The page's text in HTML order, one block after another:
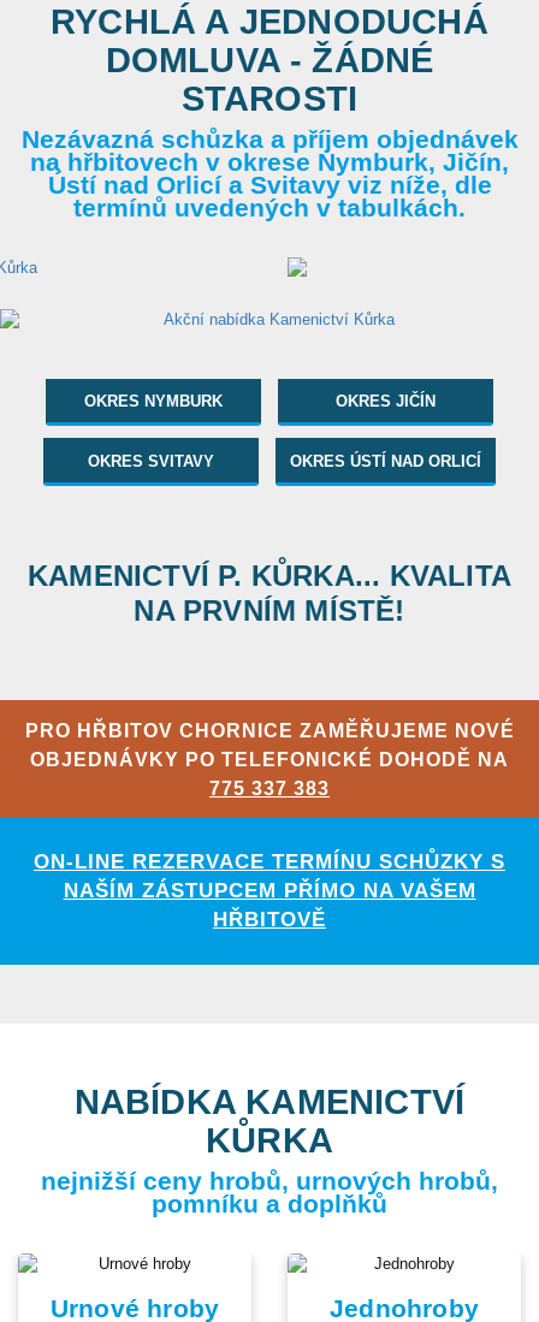
RYCHLÁ A JEDNODUCHÁ
DOMLUVA - ŽÁDNÉ
STAROSTI
Nezávazná schůzka a příjem objednávek
na hřbitovech v okrese Nymburk, Jičín,
Ústí nad Orlicí a Svitavy viz níže, dle
termínů uvedených v tabulkách.
OKRES NYMBURK OKRES JIČÍN
OKRES SVITAVY OKRES ÚSTÍ NAD ORLICÍ
KAMENICTVÍ P. KŮRKA... KVALITA
NA PRVNÍM MÍSTĚ!
PRO HŘBITOV CHORNICE ZAMĚŘUJEME NOVÉ
OBJEDNÁVKY PO TELEFONICKÉ DOHODĚ NA
775 337 383
ON-LINE REZERVACE TERMÍNU SCHŮZKY S
NAŠÍM ZÁSTUPCEM PŘÍMO NA VAŠEM
HŘBITOVĚ
NABÍDKA KAMENICTVÍ
KŮRKA
nejnižší ceny hrobů, urnových hrobů,
pomníku a doplňků
Urnové hroby Jednohroby